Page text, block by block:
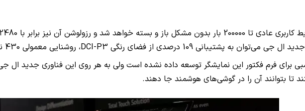
با 2480 در 2200 خواهد بود که تراکم پیکسلی
به پشتیبانی 109 درصدی از فضای رنگی
DCI-P3، روشنایی معمولی 430 نیتی و روشنایی حداکثری 600 نیتی اشاره کرد.
برای فرم فکتور این نمایشگر توسعه داده نشده است ولی به هر روی این فناوری جدید
تا بتوانند آن را در گوشی‌های هوشمند جا دهند.